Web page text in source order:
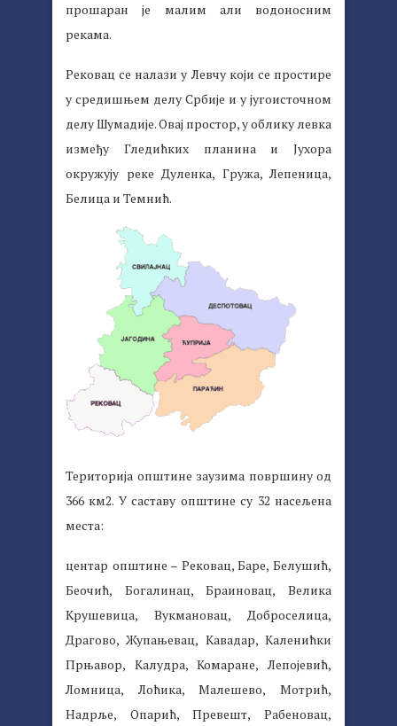
прошаран је малим али водоносним
рекама.
Рековац се налази у Левчу који се простире
у средишњем делу Србије и у југоисточном
делу Шумадије. Овај простор, у облику левка
између Гледићких планина и Јухора
окружују реке Дуленка, Гружа, Лепеница,
Белица и Темнић.
Територија општине заузима површину од
366 км2. У саставу општине су 32 насељена
места:
центар општине – Рековац, Баре, Белушић,
Беочић, Богалинац, Браиновац, Велика
Крушевица, Вукмановац, Доброселица,
Драгово, Жупањевац, Кавадар, Каленићки
Прњавор, Калудра, Комаране, Лепојевић,
Ломница, Лоћика, Малешево, Мотрић,
Надрље, Опарић, Превешт, Рабеновац,